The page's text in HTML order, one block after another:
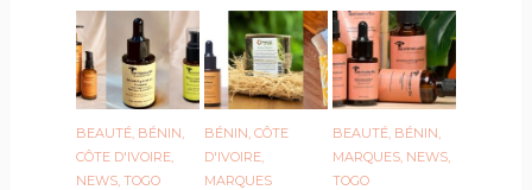
BEAUTÉ, BÉNIN,
CÔTE D'IVOIRE,
NEWS, TOGO
BÉNIN,CÔTE
D'IVOIRE,
MARQUES
BEAUTÉ, BÉNIN,
MARQUES, NEWS,
TOGO